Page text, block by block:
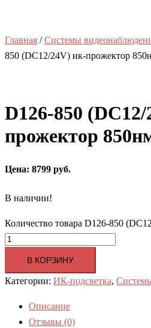
Главная /Системы
850 (DC12/24V) ик-прожектор
D126-850
прожектор
Цена: 8799 руб.
В наличии!
Количество товара D126-850
В КОРЗИНУ
Категории: ИК-подсветка,
Описание
Отзывы (0)